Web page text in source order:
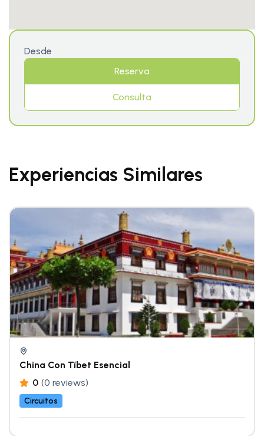
Desde
Reserva
Consulta
Experiencias Similares
China Con Tíbet Esencial
0 (0 reviews)
Circuitos